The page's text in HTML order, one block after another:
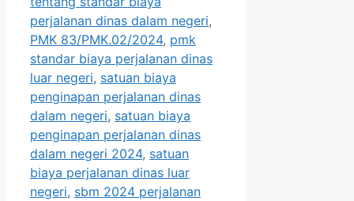
perjalanan dinas dalam negeri,
PMK 83/PMK.02/2024, pmk
standar biaya perjalanan dinas
luar negeri, satuan biaya
penginapan perjalanan dinas
dalam negeri, satuan biaya
penginapan perjalanan dinas
dalam negeri 2024, satuan
biaya perjalanan dinas luar
negeri, sbm 2024 perjalanan